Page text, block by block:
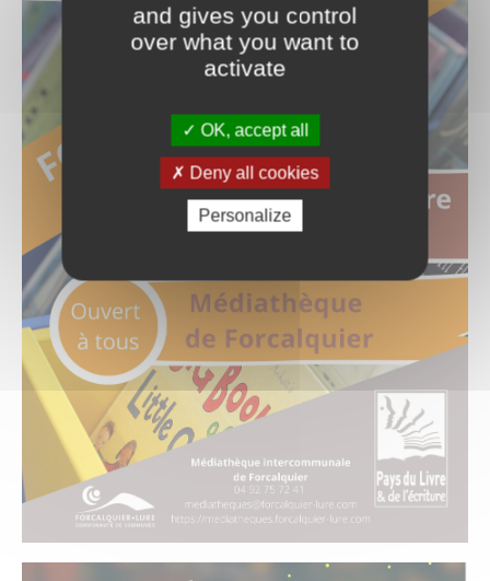
and gives you control
over what you want to
activate
OK, accept all
Deny all cookies
Personalize